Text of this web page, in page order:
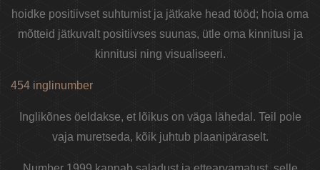
hoidke positiivset suhtumist ja jätkake head tööd; hoia oma
mõtteid jätkuvalt positiivses suunas, ütle oma kinnitusi ja
kinnitusi ning visualiseeri.
454 inglinumber
Inglikõnes öeldakse, et lõikus on väga lähedal. Teil pole
vaja muretseda, kõik juhtub plaanipäraselt.